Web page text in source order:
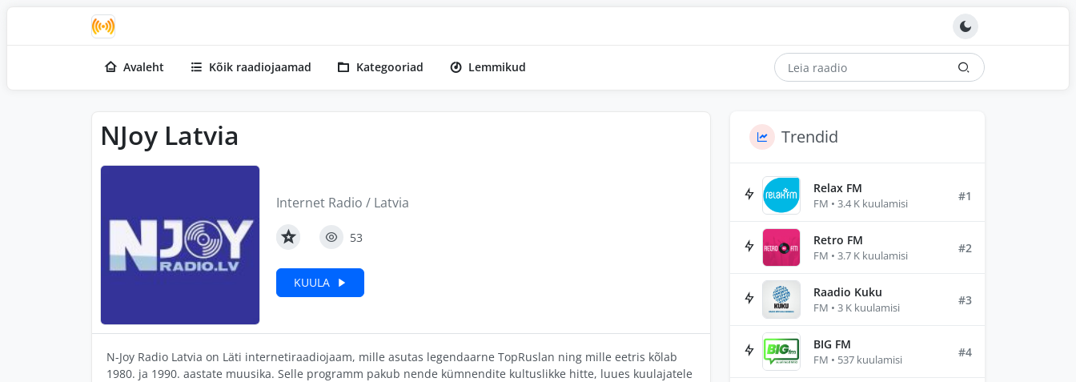
Avaleht Kõik raadiojaamad Kategooriad Lemmikud
NJoy Latvia
Internet Radio / Latvia
53
KUULA
N-Joy Radio Latvia on Läti internetiraadiojaam, mille asutas legendaarne TopRuslan ning mille eetris kõlab
1980. ja 1990. aastate muusika. Selle programm pakub nende kümnendite kultuslikke hitte, luues kuulajatele
Trendid
Relax FM
FM • 3.4 K kuulamisi
#1
Retro FM
FM • 3.7 K kuulamisi
#2
Raadio Kuku
FM • 3 K kuulamisi
#3
BIG FM
FM • 537 kuulamisi
#4